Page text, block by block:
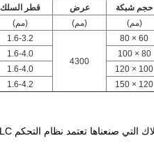
حجم شبكة عرض قطر السلك
(مم)
(مم) (مم)
60 × 80
4300
1.6-3.2
80 × 100
1.6-4.0
100 × 120
1.6-4.0
120 × 150
1.6-4.2